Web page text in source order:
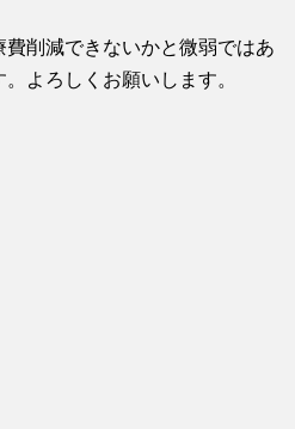
削減できないかと微弱ではあ
よろしくお願いします。